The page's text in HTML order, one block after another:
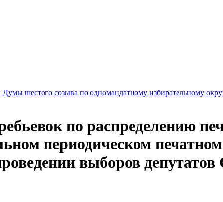
шестого созыва по одномандатному избирательному
по распределению
периодическом
выборов депутатов